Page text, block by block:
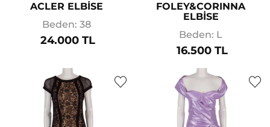
ACLER ELBİSE
Beden: 38
24.000 TL
FOLEY&CORINNA
ELBİSE
Beden: L
16.500 TL